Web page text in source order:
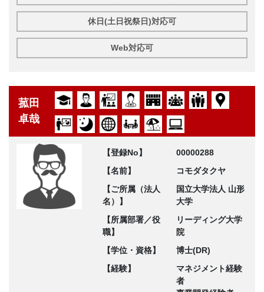
休日(土日祝祭日)対応可
Web対応可
菰田
卓哉
【登録No】
00000288
【名前】
コモダタクヤ
【ご所属（法人
名）】
国立大学法人 山形
大学
【所属部署／役
職】
リーディング大学
院
【学位・資格】
博士(DR)
【経験】
マネジメント経験
者